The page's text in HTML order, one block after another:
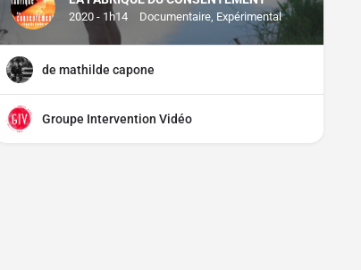
2020 - 1h14 Documentaire, Expérimental
de mathilde capone
Groupe Intervention Vidéo